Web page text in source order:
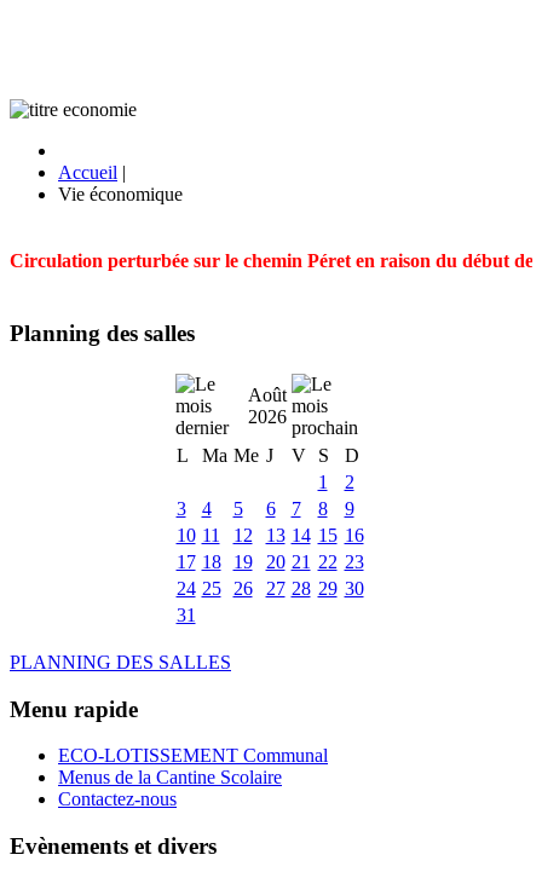
Accueil |
Vie économique
Circulation perturbée sur le chemin Péret en raison du début
Planning des salles
Août
2026
L
Ma Me J V S
D
1
2
3
4 5 6 7 8
9
10 11 12 13 14 15 16
17 18 19 20 21 22 23
24 25 26 27 28 29 30
31
PLANNING DES SALLES
Menu rapide
ECO-LOTISSEMENT Communal
Menus de la Cantine Scolaire
Contactez-nous
Evènements et divers